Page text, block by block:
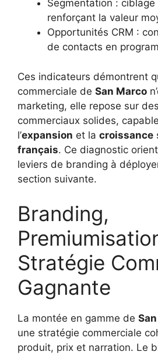
Segmentation : ciblage
renforçant la valeur
Opportunités CRM :
de contacts en
Ces indicateurs démontrent
commerciale de San Marco
marketing, elle repose sur
commerciaux solides,
l’expansion et la croissance
français. Ce diagnostic
leviers de branding à
section suivante.
Branding,
Stratégie
Gagnante
La montée en gamme de
une stratégie commerciale
produit, prix et narration. Le